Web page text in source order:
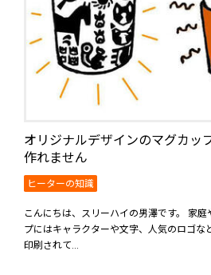
オリジナルデザインのマグカッ
作れません
ヒーターの知識
こんにちは、スリーハイの男澤です。 家
プにはキャラクターや文字、人気のロゴな
印刷されて...